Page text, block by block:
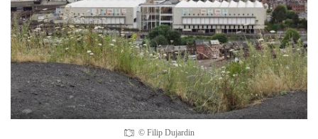
© Filip Dujardin